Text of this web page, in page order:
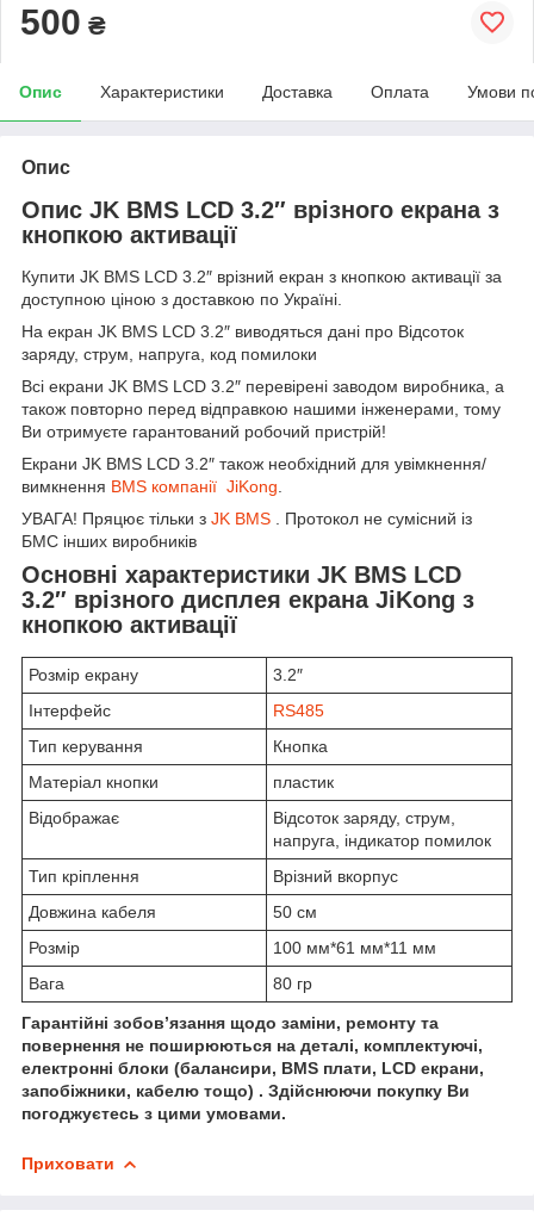
500 ₴
Опис Характеристики Доставка Оплата Умови
Опис
Опис JK BMS LCD 3.2″ врізного екрана з
кнопкою активації
Купити JK BMS LCD 3.2″ врізний екран з кнопкою активації за
доступною ціною з доставкою по Україні.
На екран JK BMS LCD 3.2″ виводяться дані про Відсоток
заряду, струм, напруга, код помилоки
Всі екрани JK BMS LCD 3.2″ перевірені заводом виробника, а
також повторно перед відправкою нашими інженерами, тому
Ви отримуєте гарантований робочий пристрій!
Екрани JK BMS LCD 3.2″ також необхідний для увімкнення/
вимкнення BMS компанії JiKong.
УВАГА! Пряцює тільки з JK BMS . Протокол не сумісний із
БМС інших виробників
Основні характеристики JK BMS LCD
3.2″ врізного дисплея екрана JiKong з
кнопкою активації
Розмір екрану
3.2″
Інтерфейс
RS485
Тип керування
Кнопка
Матеріал кнопки
пластик
Відображає
Відсоток заряду, струм,
напруга, індикатор помилок
Тип кріплення
Врізний вкорпус
Довжина кабеля
50 см
Розмір
100 мм*61 мм*11 мм
Вага
80 гр
Гарантійні зобов’язання щодо заміни, ремонту та
повернення не поширюються на деталі, комплектуючі,
електронні блоки (балансири, BMS плати, LCD екрани,
запобіжники, кабелю тощо) . Здійснюючи покупку Ви
погоджуєтесь з цими умовами.
Приховати